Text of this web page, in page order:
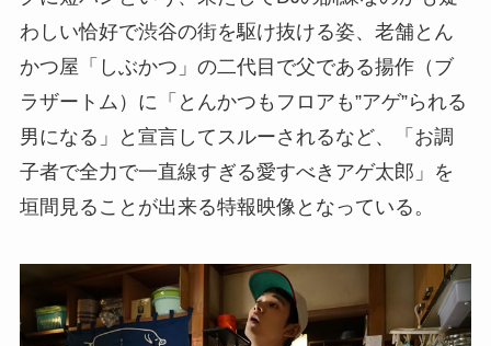
わしい恰好で渋谷の街を駆け抜ける姿、老舗とん
かつ屋「しぶかつ」の二代目で父である揚作（ブ
ラザートム）に「とんかつもフロアも”アゲ”られる
男になる」と宣言してスルーされるなど、「お調
子者で全力で一直線すぎる愛すべきアゲ太郎」を
垣間見ることが出来る特報映像となっている。